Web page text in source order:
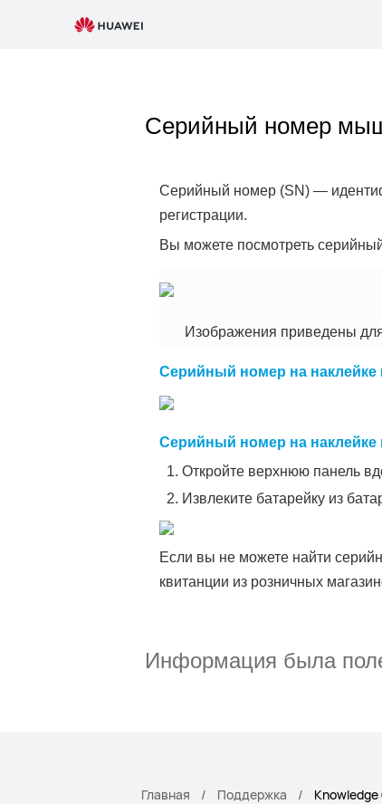
Серийный номер
Серийный номер (SN) —
регистрации.
Вы можете посмотреть
Изображения приведены
Серийный номер на наклейке
Серийный номер на наклейке
Откройте верхнюю панель
Извлеките батарейку из
Если вы не можете найти
квитанции из розничных
Информация была
Главная Поддержка